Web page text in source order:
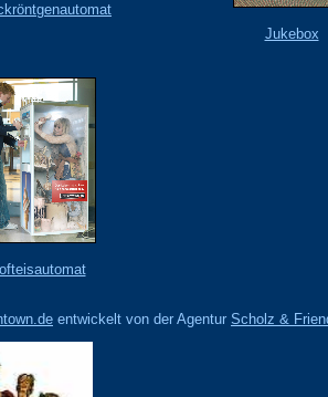
Jukebox
entwickelt von der Agentur Scholz &